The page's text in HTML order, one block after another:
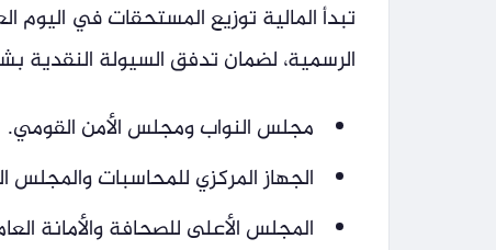
تبدأ المالية توزيع المستحقات في
الرسمية، لضمان تدفق السيولة النقدية
مجلس النواب ومجلس الأمن القومي.
الجهاز المركزي للمحاسبات
المجلس الأعلى للصحافة والأمانة